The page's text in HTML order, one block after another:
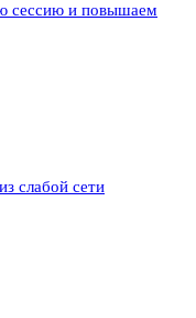
сессию и повышаем
слабой сети